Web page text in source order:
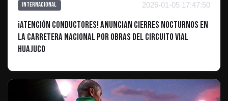
Internacional 2026-01-05 17:47:50
¡Atención conductores! Anuncian cierres nocturnos en
la Carretera Nacional por obras del Circuito Vial
Huajuco